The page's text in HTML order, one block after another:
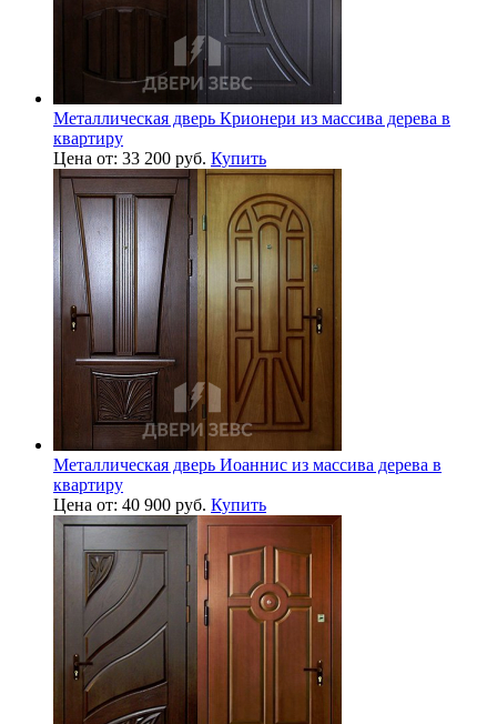
Металлическая дверь Крионери из массива дерева в
квартиру
Цена от: 33 200 руб. Купить
Металлическая дверь Иоаннис из массива дерева в
квартиру
Цена от: 40 900 руб. Купить